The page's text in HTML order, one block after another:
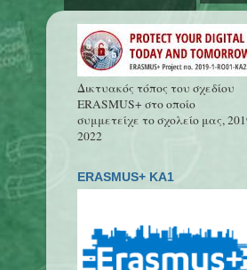
Δικτυακός τόπος του σχεδίου
ERASMUS+ στο οποίο
συμμετείχε το σχολείο μας,
2022
ERASMUS+ KA1